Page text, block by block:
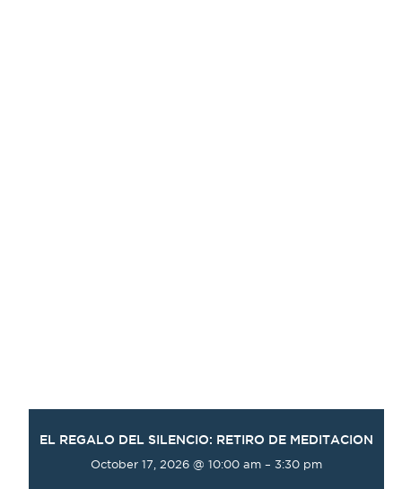
EL REGALO DEL SILENCIO: RETIRO DE MEDITACION
October 17, 2026 @ 10:00 am – 3:30 pm